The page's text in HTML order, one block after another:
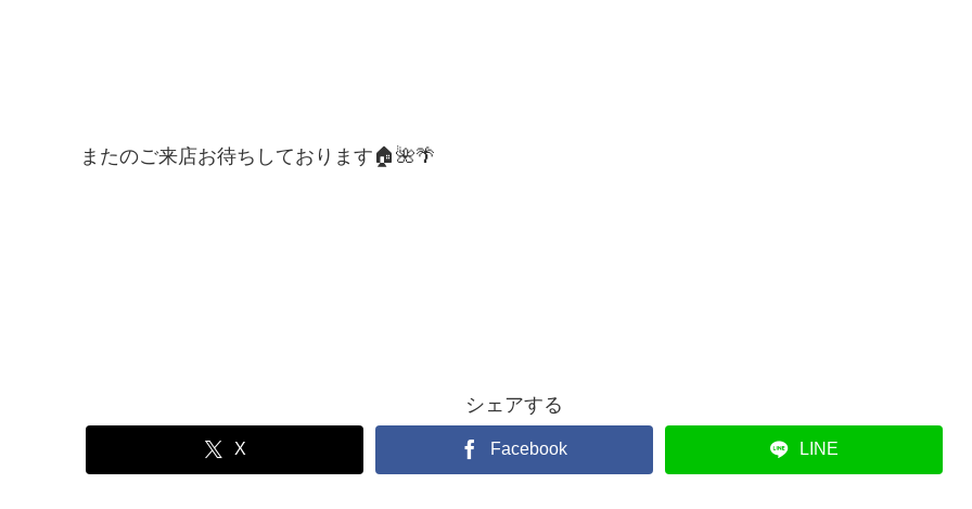
またのご来店お待ちしております🏠🌺🌴
シェアする
X Facebook LINE